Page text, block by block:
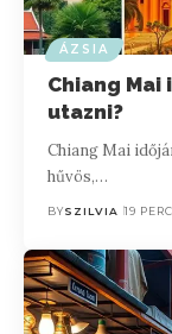
ÁZSIA
Chiang
utazni?
Chiang Mai
hűvös,…
BYSZILVIA 19